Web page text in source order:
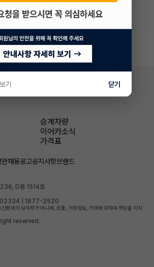
기 승계 리스트
승계차량
이어카소식
가격표
관채용공고공지사항브랜드
236, D동 1514호
02334 | 1877-2520
판매의 당사자가 아니며, 상품, 거래정보, 거래에 대하여 책임을 지지
reserved.
기 닫기